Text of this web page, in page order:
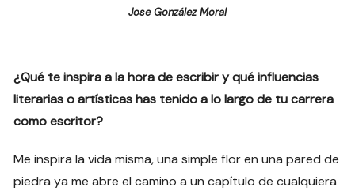
Jose González Moral
¿Qué te inspira a la hora de escribir y qué influencias
literarias o artísticas has tenido a lo largo de tu carrera
como escritor?
Me inspira la vida misma, una simple flor en una pared de
piedra ya me abre el camino a un capítulo de cualquiera